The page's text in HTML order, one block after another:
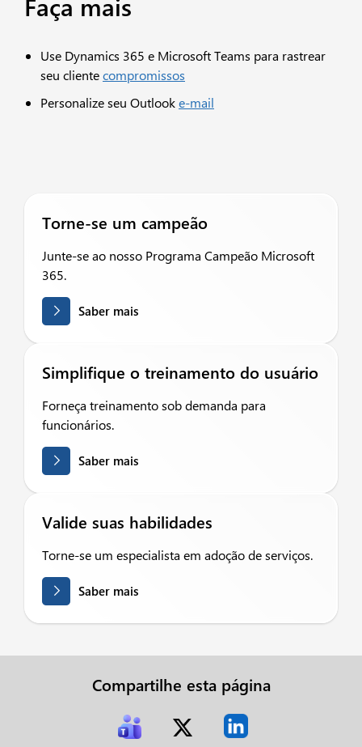
Faça mais
Use Dynamics 365 e Microsoft Teams para rastrear
seu clientecompromissos
Personalize seu Outlooke-mail
Torne-se um campeão
Junte-se ao nosso Programa Campeão Microsoft
365.
Saber mais
Simplifique o treinamento do usuário
Forneça treinamento sob demanda para
funcionários.
Saber mais
Valide suas habilidades
Torne-se um especialista em adoção de serviços.
Saber mais
Compartilhe esta página